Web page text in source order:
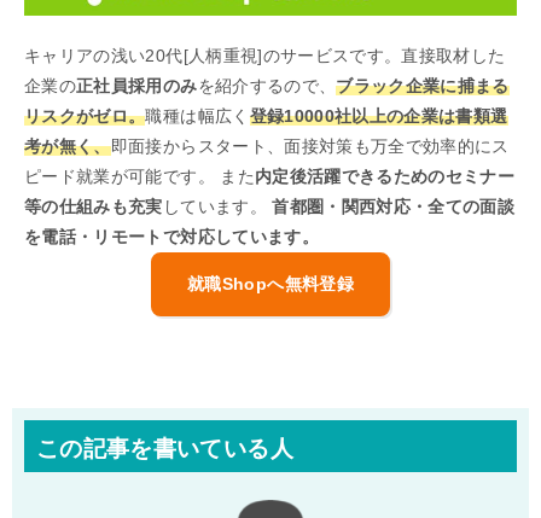
キャリアの浅い20代[人柄重視]のサービスです。直接取材した
企業の正社員採用のみを紹介するので、ブラック企業に捕まる
リスクがゼロ。職種は幅広く 登録10000社以上の企業は書類選
考が無く、即面接からスタート、面接対策も万全で効率的にス
ピード就業が可能です。 また内定後活躍できるためのセミナー
等の仕組みも充実 しています。首都圏・関西対応・全ての面談
を電話・リモートで対応しています。
就職Shopへ無料登録
この記事を書いている人